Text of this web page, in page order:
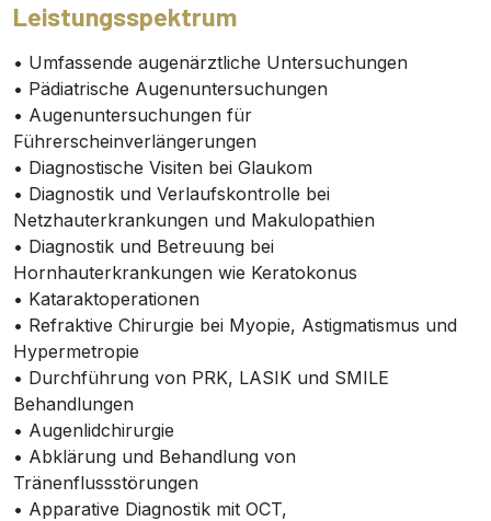
Leistungsspektrum
• Umfassende augenärztliche Untersuchungen
• Pädiatrische Augenuntersuchungen
• Augenuntersuchungen für
Führerscheinverlängerungen
• Diagnostische Visiten bei Glaukom
• Diagnostik und Verlaufskontrolle bei
Netzhauterkrankungen und Makulopathien
• Diagnostik und Betreuung bei
Hornhauterkrankungen wie Keratokonus
• Kataraktoperationen
• Refraktive Chirurgie bei Myopie, Astigmatismus und
Hypermetropie
• Durchführung von PRK, LASIK und SMILE
Behandlungen
• Augenlidchirurgie
• Abklärung und Behandlung von
Tränenflussstörungen
• Apparative Diagnostik mit OCT,